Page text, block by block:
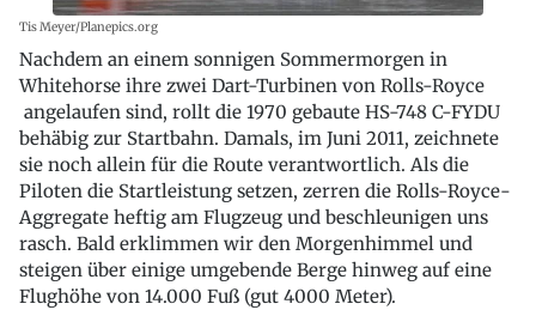
Tis Meyer/Planepics.org
Nachdem an einem sonnigen Sommermorgen in
Whitehorse ihre zwei Dart-Turbinen von Rolls-Royce
angelaufen sind, rollt die 1970 gebaute HS-748 C-FYDU
behäbig zur Startbahn. Damals, im Juni 2011, zeichnete
sie noch allein für die Route verantwortlich. Als die
Piloten die Startleistung setzen, zerren die Rolls-Royce-
Aggregate heftig am Flugzeug und beschleunigen uns
rasch. Bald erklimmen wir den Morgenhimmel und
steigen über einige umgebende Berge hinweg auf eine
Flughöhe von 14.000 Fuß (gut 4000 Meter).